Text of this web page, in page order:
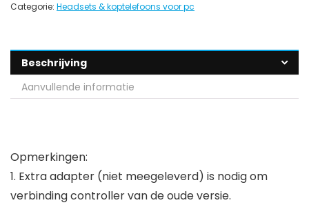
Categorie: Headsets & koptelefoons voor pc
Beschrijving
Aanvullende informatie
Opmerkingen:
1. Extra adapter (niet meegeleverd) is nodig om
verbinding controller van de oude versie.